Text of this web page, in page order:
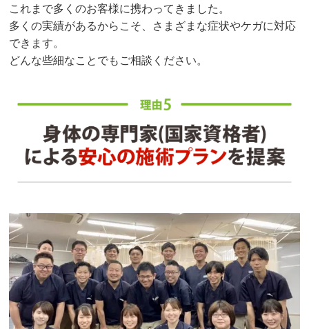
これまで多くのお客様に携わってきました。
多くの実績があるからこそ、さまざまな症状やケガに対応
できます。
どんな些細なことでもご相談ください。